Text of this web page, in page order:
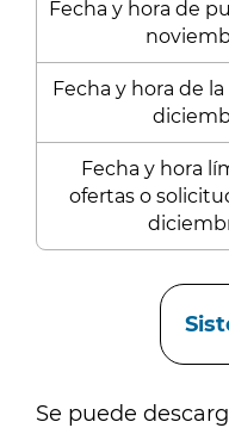
Fecha y hora de
Fecha y hora de
Fecha y hora
ofertas o
Se puede